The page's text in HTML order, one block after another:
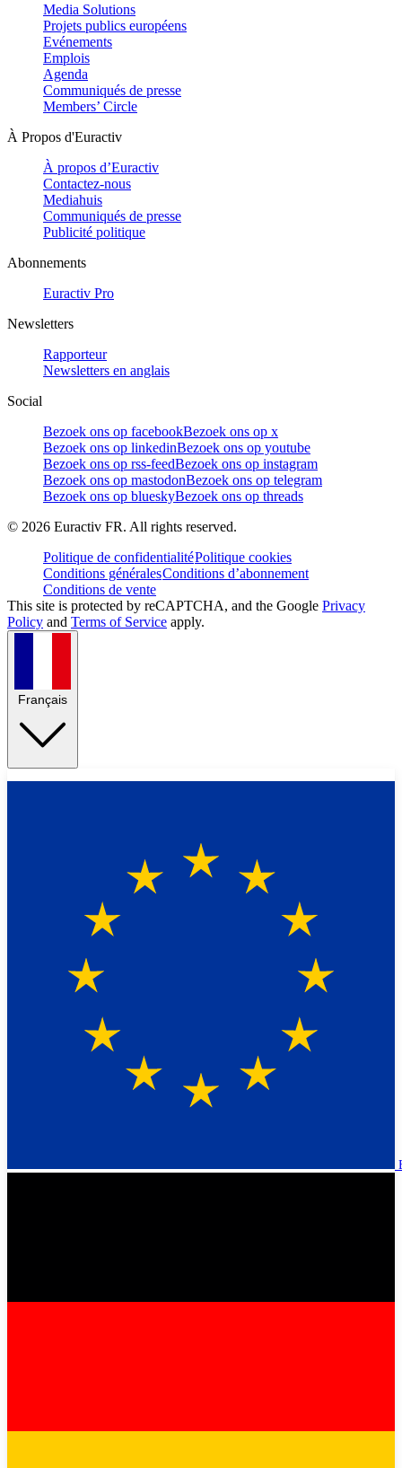
Media Solutions
Projets publics européens
Evénements
Emplois
Agenda
Communiqués de presse
Members’ Circle
À Propos d'Euractiv
À propos d’Euractiv
Contactez-nous
Mediahuis
Communiqués de presse
Publicité politique
Abonnements
Euractiv Pro
Newsletters
Rapporteur
Newsletters en anglais
Social
Bezoek ons op facebookBezoek ons op x
Bezoek ons op linkedinBezoek ons op youtube
Bezoek ons op rss-feedBezoek ons op instagram
Bezoek ons op mastodonBezoek ons op telegram
Bezoek ons op blueskyBezoek ons op threads
© 2026 Euractiv FR. All rights reserved.
Politique de confidentialitéPolitique cookies
Conditions généralesConditions d’abonnement
Conditions de vente
This site is protected by reCAPTCHA, and the Google Privacy
Policy and Terms of Service apply.
Français